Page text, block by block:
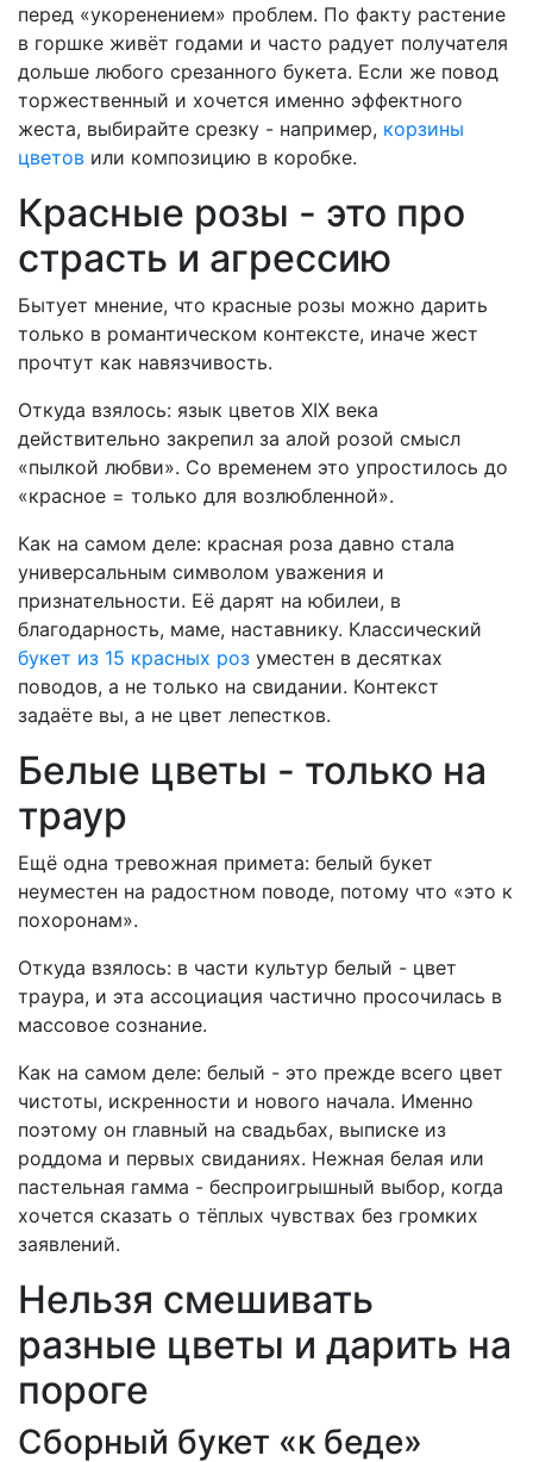
перед «укоренением» проблем. По факту растение
в горшке живёт годами и часто радует получателя
дольше любого срезанного букета. Если же повод
торжественный и хочется именно эффектного
жеста, выбирайте срезку - например, корзины
цветов или композицию в коробке.
Красные розы - это про
страсть и агрессию
Бытует мнение, что красные розы можно дарить
только в романтическом контексте, иначе жест
прочтут как навязчивость.
Откуда взялось: язык цветов XIX века
действительно закрепил за алой розой смысл
«пылкой любви». Со временем это упростилось до
«красное = только для возлюбленной».
Как на самом деле: красная роза давно стала
универсальным символом уважения и
признательности. Её дарят на юбилеи, в
благодарность, маме, наставнику. Классический
букет из 15 красных роз уместен в десятках
поводов, а не только на свидании. Контекст
задаёте вы, а не цвет лепестков.
Белые цветы - только на
траур
Ещё одна тревожная примета: белый букет
неуместен на радостном поводе, потому что «это к
похоронам».
Откуда взялось: в части культур белый - цвет
траура, и эта ассоциация частично просочилась в
массовое сознание.
Как на самом деле: белый - это прежде всего цвет
чистоты, искренности и нового начала. Именно
поэтому он главный на свадьбах, выписке из
роддома и первых свиданиях. Нежная белая или
пастельная гамма - беспроигрышный выбор, когда
хочется сказать о тёплых чувствах без громких
заявлений.
Нельзя смешивать
разные цветы и дарить на
пороге
Сборный букет «к беде»